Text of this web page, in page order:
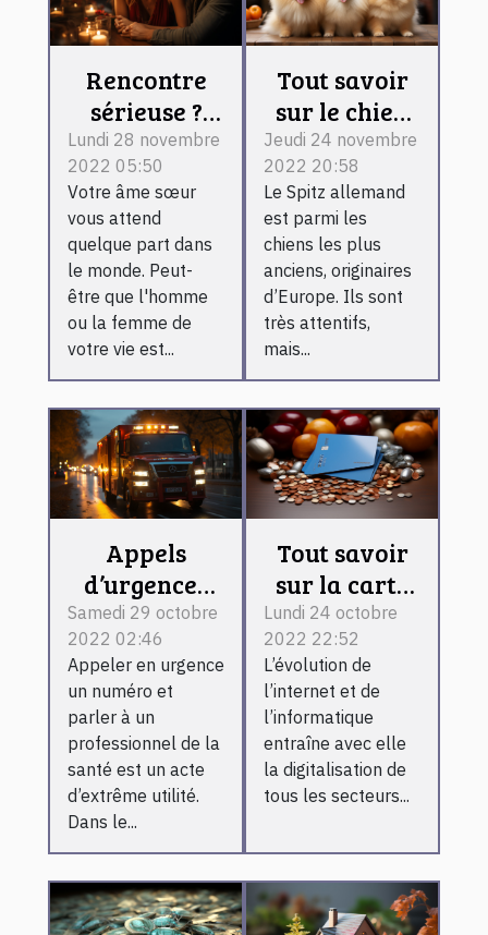
Rencontre
sérieuse ?
Voici ce qu'il
vous faut
Lundi 28 novembre
2022 05:50
Votre âme sœur
vous attend
quelque part dans
le monde. Peut-
être que l'homme
ou la femme de
votre vie est...
Tout savoir
sur le chien
Spitz
Allemand
Jeudi 24 novembre
2022 20:58
Le Spitz allemand
est parmi les
chiens les plus
anciens, originaires
d’Europe. Ils sont
très attentifs,
mais...
Appels
d’urgences
médicales à
Bordeaux
Samedi 29 octobre
2022 02:46
Appeler en urgence
un numéro et
parler à un
professionnel de la
santé est un acte
d’extrême utilité.
Dans le...
Tout savoir
sur la carte
bancaire.
Lundi 24 octobre
2022 22:52
L’évolution de
l’internet et de
l’informatique
entraîne avec elle
la digitalisation de
tous les secteurs...